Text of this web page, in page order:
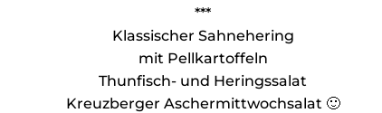
***
Klassischer Sahnehering
mit Pellkartoffeln
Thunfisch- und Heringssalat
Kreuzberger Aschermittwochsalat 🙂